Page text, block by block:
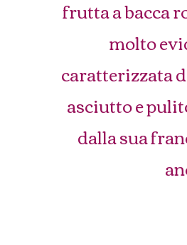
frutta a bacca
molto
caratterizzata
asciutto e
dalla sua